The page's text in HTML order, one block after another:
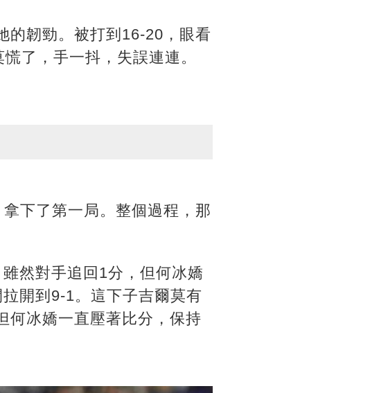
的韌勁。被打到16-20，眼看
了，手一抖，失誤連連。
下了第一局。整個過程，那
然對手追回1分，但何冰嬌
開到9-1。這下子吉爾莫有
何冰嬌一直壓著比分，保持